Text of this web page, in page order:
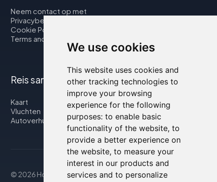
We use cookies
This website uses cookies and
other tracking technologies to
improve your browsing
experience for the following
purposes: to enable basic
functionality of the website, to
provide a better experience on
the website, to measure your
interest in our products and
services and to personalize
Neem contact op met
Privacybeleid
Cookie Policy
Terms and Conditions
Reis samen met ons
Kaart
Vluchten
Autoverhuur
© 2026 Housity.net